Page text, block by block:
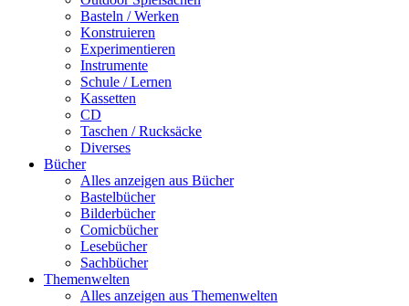
Basteln / Werken
Konstruieren
Experimentieren
Instrumente
Schule / Lernen
Kassetten
CD
Taschen / Rucksäcke
Diverses
Bücher
Alles anzeigen aus Bücher
Bastelbücher
Bilderbücher
Comicbücher
Lesebücher
Sachbücher
Themenwelten
Alles anzeigen aus Themenwelten